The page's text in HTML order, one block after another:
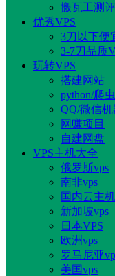
搬瓦工测评
优秀VPS
3刀以下便
3-7刀品质
玩转VPS
搭建网站
python/爬虫
QQ/微信机
网赚项目
自建网盘
VPS主机大全
俄罗斯vps
南非vps
国内云主机
新加坡vps
日本VPS
欧洲vps
罗马尼亚
美国vps